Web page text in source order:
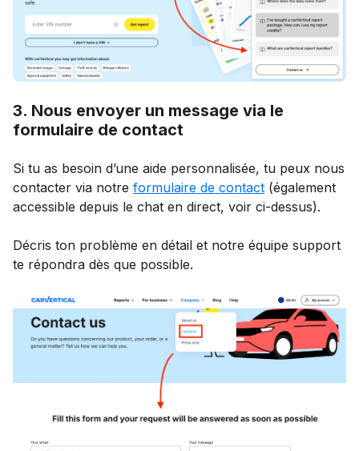
3. Nous envoyer un message via le
formulaire de contact
Si tu as besoin d’une aide personnalisée, tu peux nous
contacter via notre formulaire de contact (également
accessible depuis le chat en direct, voir ci-dessus).
Décris ton problème en détail et notre équipe support
te répondra dès que possible.